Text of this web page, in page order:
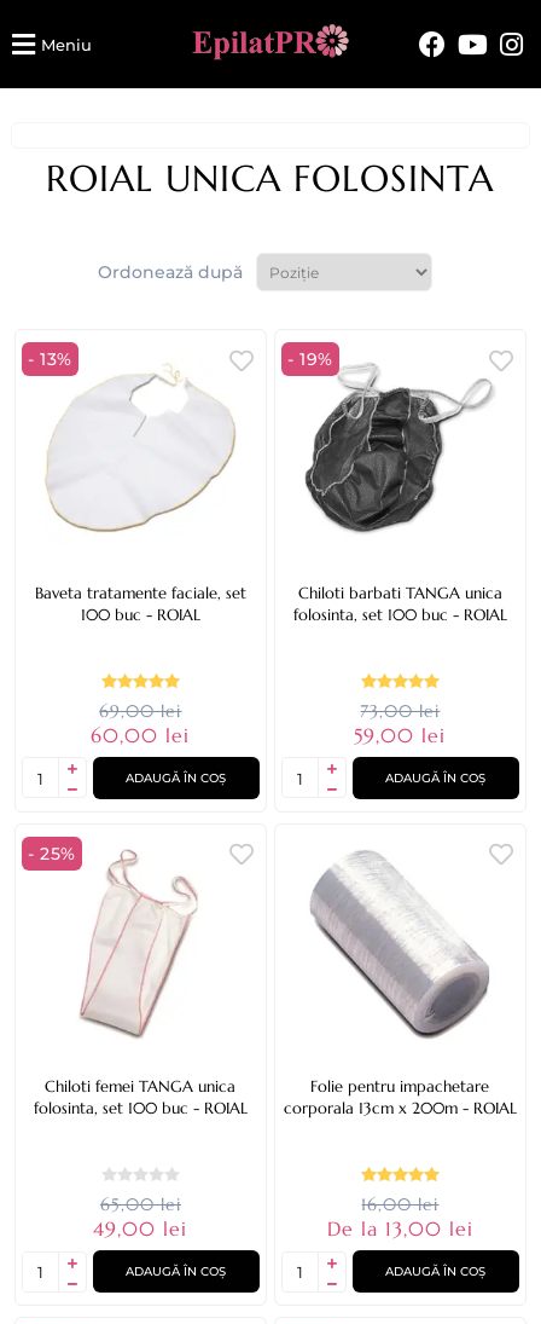
Meniu
ROIAL UNICA FOLOSINTA
Ordonează după
- 13%
Baveta tratamente faciale, set
100 buc - ROIAL
69,00 lei
60,00 lei
ADAUGĂ ÎN COȘ
- 19%
Chiloti barbati TANGA unica
folosinta, set 100 buc - ROIAL
73,00 lei
59,00 lei
ADAUGĂ ÎN COȘ
- 25%
Chiloti femei TANGA unica
folosinta, set 100 buc - ROIAL
65,00 lei
49,00 lei
ADAUGĂ ÎN COȘ
Folie pentru impachetare
corporala 13cm x 200m - ROIAL
16,00 lei
De la 13,00 lei
ADAUGĂ ÎN COȘ